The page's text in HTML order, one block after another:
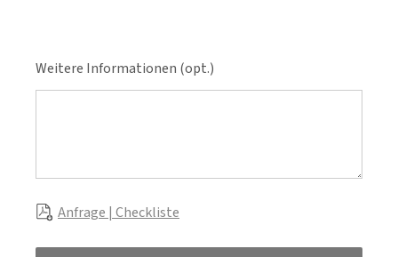
Weitere Informationen (opt.)
Anfrage | Checkliste